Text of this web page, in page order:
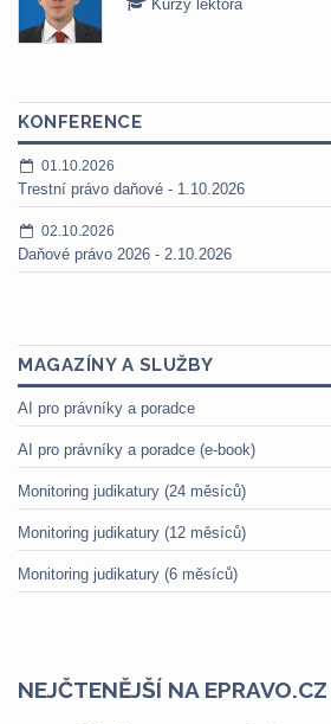
Kurzy lektora
KONFERENCE
01.10.2026
Trestní právo daňové - 1.10.2026
02.10.2026
Daňové právo 2026 - 2.10.2026
MAGAZÍNY A SLUŽBY
AI pro právníky a poradce
AI pro právníky a poradce (e-book)
Monitoring judikatury (24 měsíců)
Monitoring judikatury (12 měsíců)
Monitoring judikatury (6 měsíců)
NEJČTENĚJŠÍ NA EPRAVO.CZ